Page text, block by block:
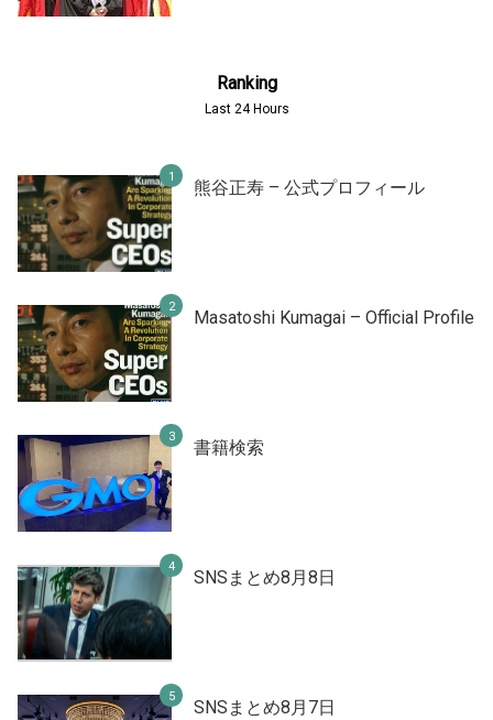
Ranking
Last 24 Hours
熊谷正寿 – 公式プロフィール
Masatoshi Kumagai – Official Profile
書籍検索
SNSまとめ8月8日
SNSまとめ8月7日